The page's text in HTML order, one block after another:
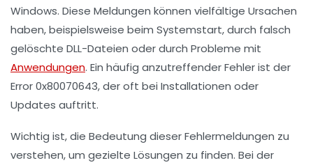
Windows. Diese Meldungen können vielfältige Ursachen
haben, beispielsweise beim Systemstart, durch falsch
gelöschte DLL-Dateien oder durch Probleme mit
Anwendungen. Ein häufig anzutreffender Fehler ist der
Error 0x80070643, der oft bei Installationen oder
Updates auftritt.
Wichtig ist, die Bedeutung dieser Fehlermeldungen zu
verstehen, um gezielte Lösungen zu finden. Bei der